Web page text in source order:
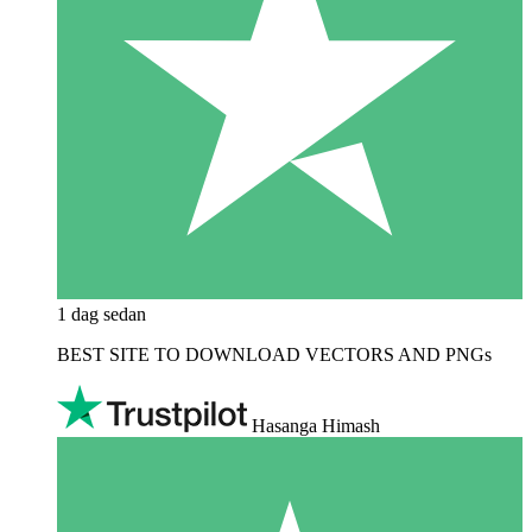
1 dag sedan
BEST SITE TO DOWNLOAD VECTORS AND PNGs
Hasanga Himash